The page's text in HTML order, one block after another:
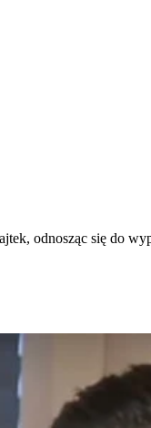
odnosząc się do